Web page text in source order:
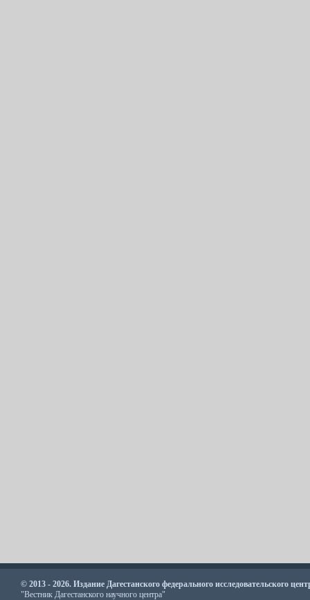
© 2013 - 2026. Издание Дагестанского федерального исследовательского
"Вестник Дагестанского научного центра"